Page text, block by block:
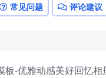
常见问题 评论建议
板-优雅动感美好回忆